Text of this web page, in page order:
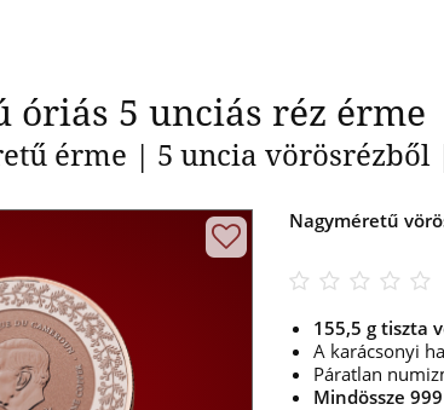
5 unciás réz érme
érme | 5 uncia
Nagyméretű
155,5 g tiszta
A karácsonyi
Páratlan
Mindössze